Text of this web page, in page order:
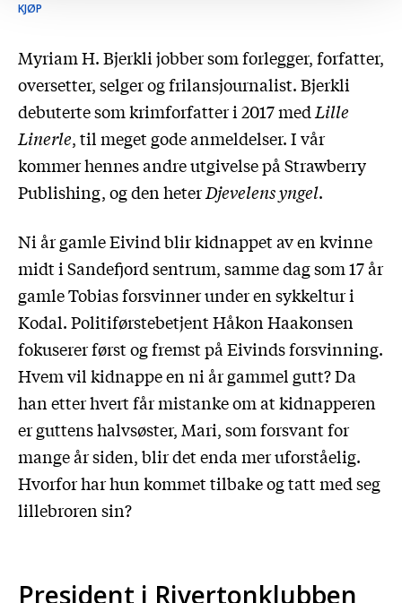
KJØP
Myriam H. Bjerkli jobber som forlegger, forfatter,
oversetter, selger og frilansjournalist. Bjerkli
debuterte som krimforfatter i 2017 med Lille
Linerle, til meget gode anmeldelser. I vår
kommer hennes andre utgivelse på Strawberry
Publishing, og den heterDjevelens yngel.
Ni år gamle Eivind blir kidnappet av en kvinne
midt i Sandefjord sentrum, samme dag som 17 år
gamle Tobias forsvinner under en sykkeltur i
Kodal. Politiførstebetjent Håkon Haakonsen
fokuserer først og fremst på Eivinds forsvinning.
Hvem vil kidnappe en ni år gammel gutt? Da
han etter hvert får mistanke om at kidnapperen
er guttens halvsøster, Mari, som forsvant for
mange år siden, blir det enda mer uforståelig.
Hvorfor har hun kommet tilbake og tatt med seg
lillebroren sin?
President i Rivertonklubben